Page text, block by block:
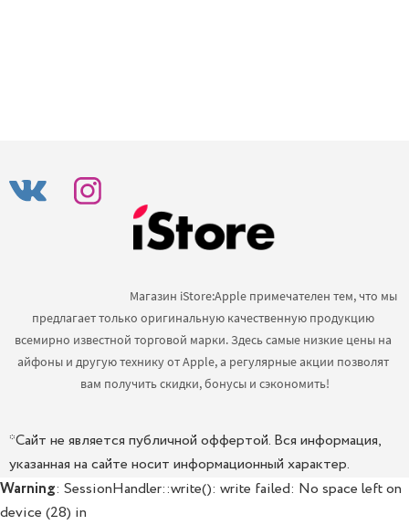
предлагает только оригинальную качественную продукцию
всемирно известной торговой марки. Здесь самые низкие цены на
айфоны и другую технику от Apple, а регулярные акции позволят
вам получить скидки, бонусы и сэкономить!
*Сайт не является публичной оффертой. Вся информация,
указанная на сайте носит информационный характер.
Warning: SessionHandler::write(): write failed: No space left on
device (28) in